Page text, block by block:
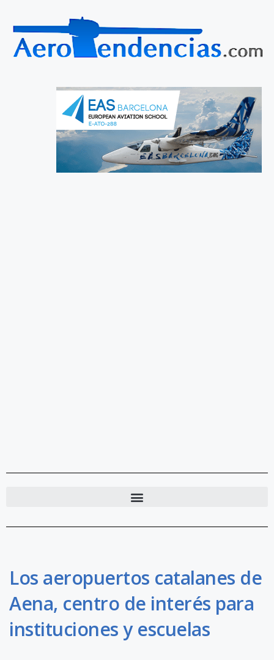
Los aeropuertos catalanes de
Aena, centro de interés para
instituciones y escuelas